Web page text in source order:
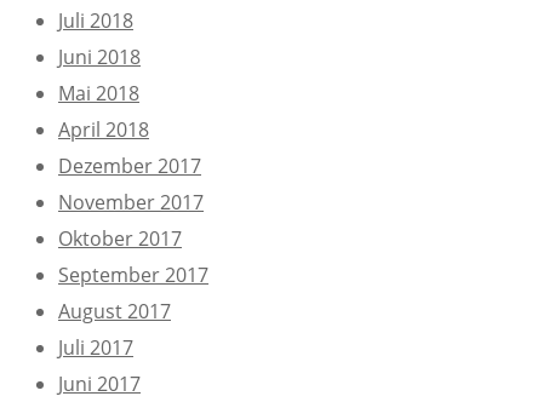
Juli 2018
Juni 2018
Mai 2018
April 2018
Dezember 2017
November 2017
Oktober 2017
September 2017
August 2017
Juli 2017
Juni 2017